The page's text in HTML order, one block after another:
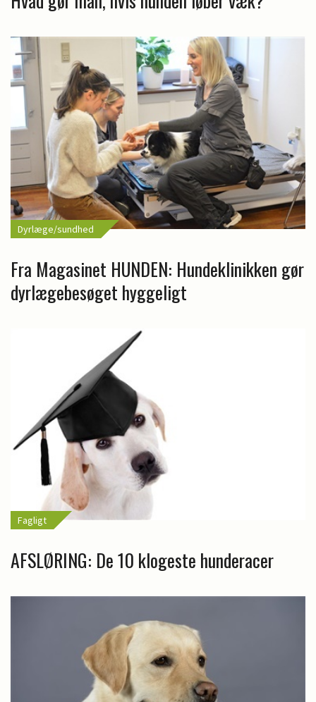
Dyrlæge/sundhed
Fra Magasinet HUNDEN: Hundeklinikken gør
dyrlægebesøget hyggeligt
Fagligt
AFSLØRING: De 10 klogeste hunderacer